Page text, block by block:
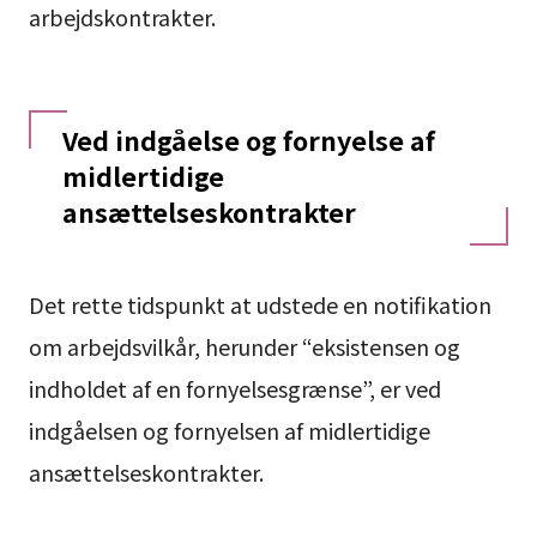
arbejdskontrakter.
Ved indgåelse og fornyelse af
midlertidige
ansættelseskontrakter
Det rette tidspunkt at udstede en notifikation
om arbejdsvilkår, herunder “eksistensen og
indholdet af en fornyelsesgrænse”, er ved
indgåelsen og fornyelsen af midlertidige
ansættelseskontrakter.